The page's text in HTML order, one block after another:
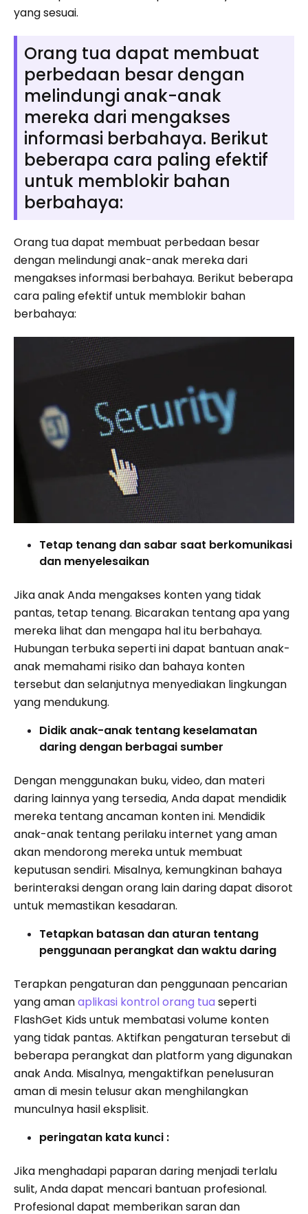
yang sesuai.
Orang tua dapat membuat
perbedaan besar dengan
melindungi anak-anak
mereka dari mengakses
informasi berbahaya. Berikut
beberapa cara paling efektif
untuk memblokir bahan
berbahaya:
Orang tua dapat membuat perbedaan besar
dengan melindungi anak-anak mereka dari
mengakses informasi berbahaya. Berikut beberapa
cara paling efektif untuk memblokir bahan
berbahaya:
Tetap tenang dan sabar saat berkomunikasi
dan menyelesaikan
Jika anak Anda mengakses konten yang tidak
pantas, tetap tenang. Bicarakan tentang apa yang
mereka lihat dan mengapa hal itu berbahaya.
Hubungan terbuka seperti ini dapat bantuan anak-
anak memahami risiko dan bahaya konten
tersebut dan selanjutnya menyediakan lingkungan
yang mendukung.
Didik anak-anak tentang keselamatan
daring dengan berbagai sumber
Dengan menggunakan buku, video, dan materi
daring lainnya yang tersedia, Anda dapat mendidik
mereka tentang ancaman konten ini. Mendidik
anak-anak tentang perilaku internet yang aman
akan mendorong mereka untuk membuat
keputusan sendiri. Misalnya, kemungkinan bahaya
berinteraksi dengan orang lain daring dapat disorot
untuk memastikan kesadaran.
Tetapkan batasan dan aturan tentang
penggunaan perangkat dan waktu daring
Terapkan pengaturan dan penggunaan pencarian
yang amanaplikasi kontrol orang tua seperti
FlashGet Kids untuk membatasi volume konten
yang tidak pantas. Aktifkan pengaturan tersebut di
beberapa perangkat dan platform yang digunakan
anak Anda. Misalnya, mengaktifkan penelusuran
aman di mesin telusur akan menghilangkan
munculnya hasil eksplisit.
peringatan kata kunci :
Jika menghadapi paparan daring menjadi terlalu
sulit, Anda dapat mencari bantuan profesional.
Profesional dapat memberikan saran dan